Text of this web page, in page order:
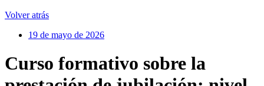
Volver atrás
19 de mayo de 2026
Curso formativo sobre la